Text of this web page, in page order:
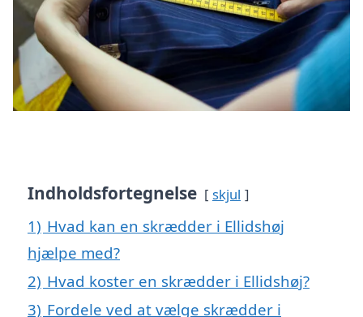
Indholdsfortegnelse skjul
1) Hvad kan en skrædder i Ellidshøj
hjælpe med?
2) Hvad koster en skrædder i Ellidshøj?
3) Fordele ved at vælge skrædder i